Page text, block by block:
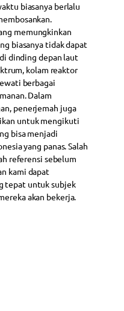
biasanya berlalu
memungkinkan
biasanya tidak dapat
dinding depan laut
kolam reaktor
berbagai
Dalam
penerjemah juga
untuk mengikuti
bisa menjadi
yang panas. Salah
referensi sebelum
kami dapat
tepat untuk subjek
akan bekerja.